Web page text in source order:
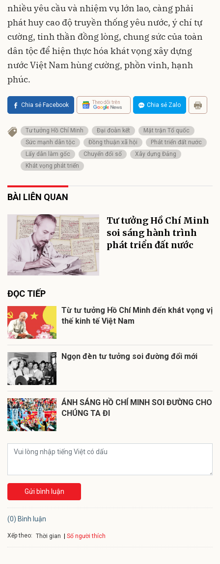
nhiều yêu cầu và nhiệm vụ lớn lao, càng phải
phát huy cao độ truyền thống yêu nước, ý chí tự
cường, tinh thần đồng lòng, chung sức của toàn
dân tộc để hiện thực hóa khát vọng xây dựng
nước Việt Nam hùng cường, phồn vinh, hạnh
phúc.
Chia sẻ Facebook Theo dõi trên Chia sẻ Zalo
Tư tưởng Hồ Chí Minh Đại đoàn kết
Mặt trận Tổ quốc
Sức mạnh dân tộc
Đồng thuận xã hội
Phát triển đất nước
Lấy dân làm gốc
Chuyển đổi số
Xây dựng Đảng
Khát vọng phát triển
BÀI LIÊN QUAN
Tư tưởng Hồ Chí Minh
soi sáng hành trình
phát triển đất nước
ĐỌC TIẾP
Từ tư tưởng Hồ Chí Minh đến khát vọng vị
thế kinh tế Việt Nam
Ngọn đèn tư tưởng soi đường đổi mới
ÁNH SÁNG HỒ CHÍ MINH SOI ĐƯỜNG CHO
CHÚNG TA ĐI
Gửi bình luận
(0) Bình luận
Xếp theo: Thời gian Số người thích